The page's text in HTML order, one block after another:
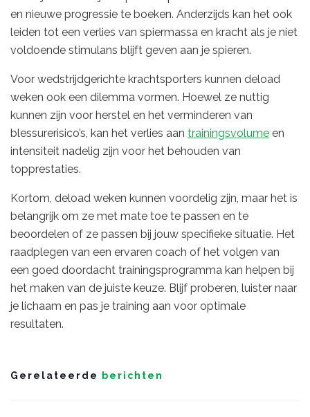
en nieuwe progressie te boeken. Anderzijds kan het ook
leiden tot een verlies van spiermassa en kracht als je niet
voldoende stimulans blijft geven aan je spieren.
Voor wedstrijdgerichte krachtsporters kunnen deload
weken ook een dilemma vormen. Hoewel ze nuttig
kunnen zijn voor herstel en het verminderen van
blessurerisico’s, kan het verlies aan trainingsvolume en
intensiteit nadelig zijn voor het behouden van
topprestaties.
Kortom, deload weken kunnen voordelig zijn, maar het is
belangrijk om ze met mate toe te passen en te
beoordelen of ze passen bij jouw specifieke situatie. Het
raadplegen van een ervaren coach of het volgen van
een goed doordacht trainingsprogramma kan helpen bij
het maken van de juiste keuze. Blijf proberen, luister naar
je lichaam en pas je training aan voor optimale
resultaten.
Gerelateerde berichten